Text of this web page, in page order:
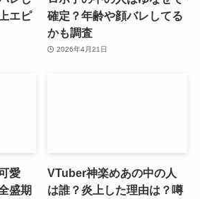
エピ
確定？年齢や顔バレしてる
かも調査
2026年4月21日
愛
盛期
VTuber神楽めあの中の人
は誰？炎上した理由は？噂